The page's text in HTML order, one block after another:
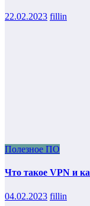
22.02.2023 fillin
Полезное ПО
Что такое VPN и
04.02.2023 fillin